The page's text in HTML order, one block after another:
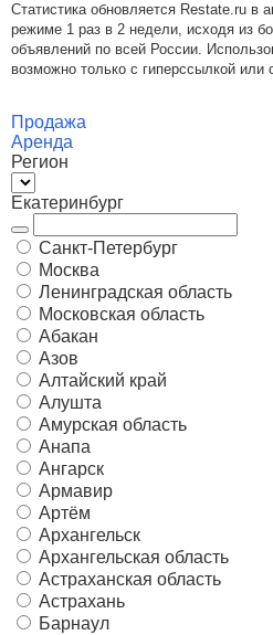
Статистика обновляется Restate.ru в
режиме 1 раз в 2 недели, исходя из
объявлений по всей России.
возможно только с гиперссылкой или
Продажа
Аренда
Регион
Екатеринбург
Санкт-Петербург
Москва
Ленинградская область
Московская область
Абакан
Азов
Алтайский край
Алушта
Амурская область
Анапа
Ангарск
Армавир
Артём
Архангельск
Архангельская область
Астраханская область
Астрахань
Барнаул